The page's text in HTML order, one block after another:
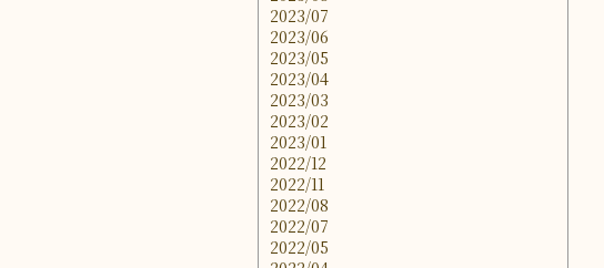
2023/07
2023/06
2023/05
2023/04
2023/03
2023/02
2023/01
2022/12
2022/11
2022/08
2022/07
2022/05